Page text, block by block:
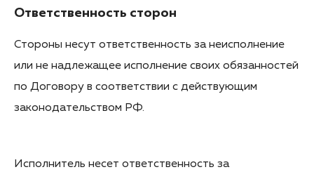
Ответственность сторон
Стороны несут ответственность за неисполнение
или не надлежащее исполнение своих обязанностей
по Договору в соответствии с действующим
законодательством РФ.
Исполнитель несет ответственность за